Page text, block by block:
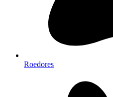
Roedores